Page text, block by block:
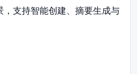
，支持智能创建、摘要生成与